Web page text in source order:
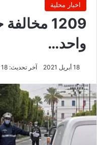
اخبار محلية
1209
واحد…
18 أبريل 2021 آخر تحديث: 18 أبريل 2021